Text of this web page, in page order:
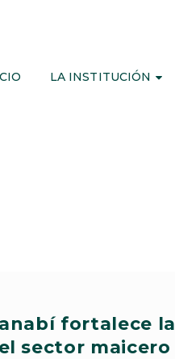
LA INSTITUCIÓN
fortalece la
sector maicero